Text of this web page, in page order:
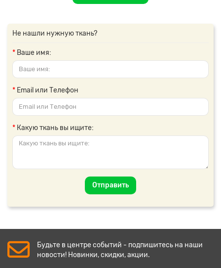
Не нашли нужную ткань?
Ваше имя:
Email или Телефон
Какую ткань вы ищите:
Отправить
Будьте в центре событий - подпишитесь на наши
новости! Новинки, скидки, акции.